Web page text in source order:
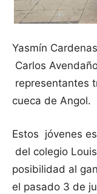
Yasmín
Carlos
representantes
cueca de Angol.
Estos jóvenes
del colegio
posibilidad al
el pasado 3 de